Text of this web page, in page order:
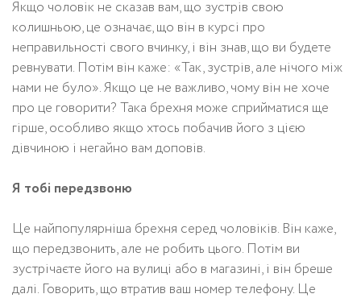
Якщо чоловік не сказав вам, що зустрів свою
колишньою, це означає, що він в курсі про
неправильності свого вчинку, і він знав, що ви будете
ревнувати. Потім він каже: «Так, зустрів, але нічого між
нами не було». Якщо це не важливо, чому він не хоче
про це говорити? Така брехня може сприйматися ще
гірше, особливо якщо хтось побачив його з цією
дівчиною і негайно вам доповів.
Я тобі передзвоню
Це найпопулярніша брехня серед чоловіків. Він каже,
що передзвонить, але не робить цього. Потім ви
зустрічаєте його на вулиці або в магазині, і він бреше
далі. Говорить, що втратив ваш номер телефону. Це